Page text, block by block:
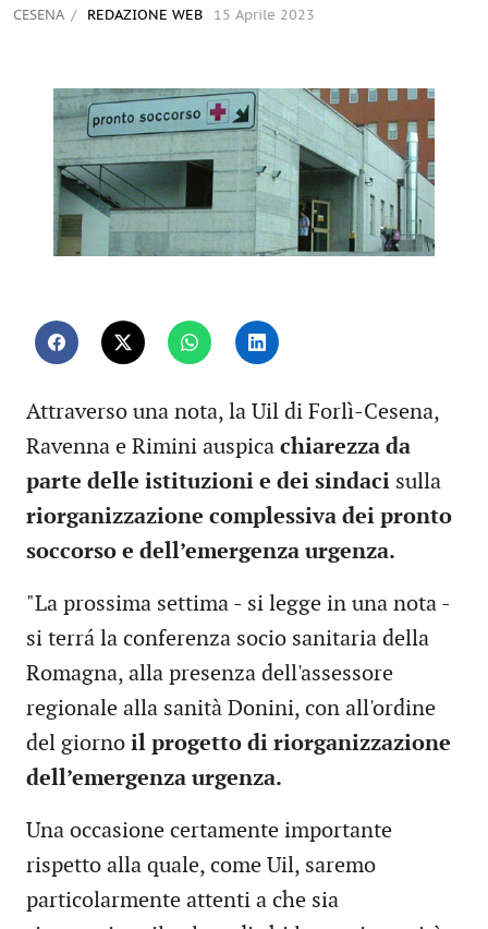
CESENA REDAZIONE WEB 15 Aprile 2023
Attraverso una nota, la Uil di Forlì-Cesena,
Ravenna e Rimini auspica chiarezza da
parte delle istituzioni e dei sindaci sulla
riorganizzazione complessiva dei pronto
soccorso e dell’emergenza urgenza.
"La prossima settima - si legge in una nota -
si terrá la conferenza socio sanitaria della
Romagna, alla presenza dell'assessore
regionale alla sanità Donini, con all'ordine
del giorno il progetto di riorganizzazione
dell’emergenza urgenza.
Una occasione certamente importante
rispetto alla quale, come Uil, saremo
particolarmente attenti a che sia